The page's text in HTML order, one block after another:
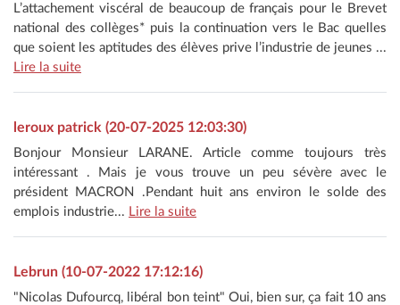
L’attachement viscéral de beaucoup de français pour le Brevet
national des collèges* puis la continuation vers le Bac quelles
que soient les aptitudes des élèves prive l’industrie de jeunes ...
Lire la suite
leroux patrick (20-07-2025 12:03:30)
Bonjour Monsieur LARANE. Article comme toujours très
intéressant . Mais je vous trouve un peu sévère avec le
président MACRON .Pendant huit ans environ le solde des
emplois industrie... Lire la suite
Lebrun (10-07-2022 17:12:16)
"Nicolas Dufourcq, libéral bon teint" Oui, bien sur, ça fait 10 ans